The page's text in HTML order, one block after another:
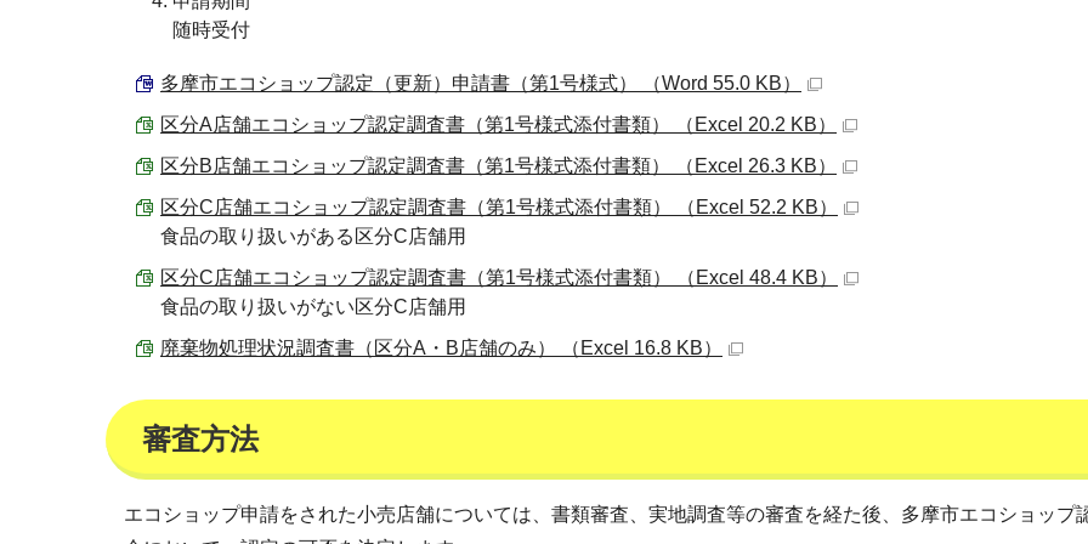
随時受付
多摩市エコショップ認定（更新）申請書（第1号様式） （Word 55.0 KB）
区分A店舗エコショップ認定調査書（第1号様式添付書類） （Excel 20.2 KB）
区分B店舗エコショップ認定調査書（第1号様式添付書類） （Excel 26.3 KB）
区分C店舗エコショップ認定調査書（第1号様式添付書類） （Excel 52.2 KB）
食品の取り扱いがある区分C店舗用
区分C店舗エコショップ認定調査書（第1号様式添付書類） （Excel 48.4 KB）
食品の取り扱いがない区分C店舗用
廃棄物処理状況調査書（区分A・B店舗のみ） （Excel 16.8 KB）
審査方法
エコショップ申請をされた小売店舗については、書類審査、実地調査等の審査を経た後、多摩市エコショップ